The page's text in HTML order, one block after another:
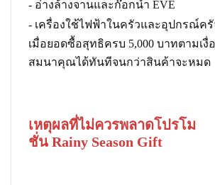
- อ่างล้างจานและก๊อกน้ำ EVE
- เครื่องใช้ไฟฟ้าในครัวและอุปกรณ์ค
เมื่อยอดซื้อสุทธิครบ 5,000 บาทตามเงื่
สมนาคุณได้ทันทีจนกว่าสินค้าจะหมด
เหตุผลที่ไม่ควรพลาดโปรโม
ชั่น Rainy Season Gift